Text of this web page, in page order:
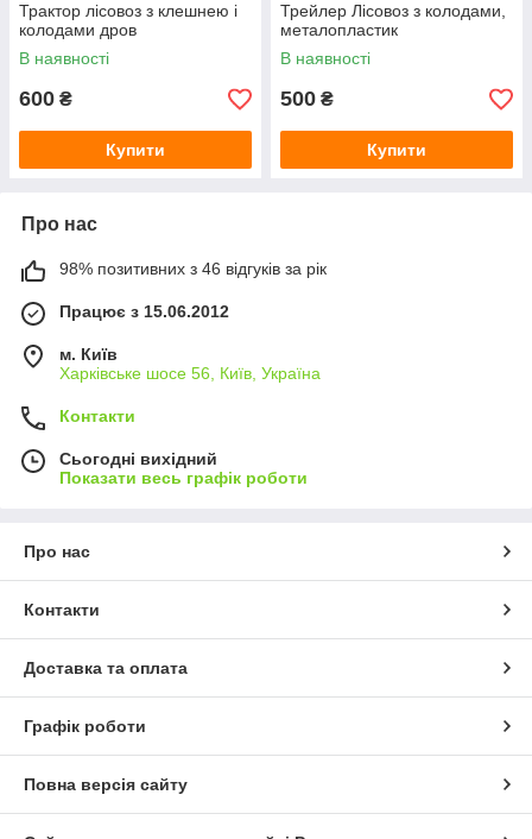
Трактор лісовоз з клешнею і
колодами дров
В наявності
600 ₴
Купити
Трейлер Лісовоз з колодами,
металопластик
В наявності
500 ₴
Купити
Про нас
98% позитивних з 46 відгуків за рік
Працює з 15.06.2012
м. Київ
Харківське шосе 56, Київ, Україна
Контакти
Сьогодні вихідний
Показати весь графік роботи
Про нас
Контакти
Доставка та оплата
Графік роботи
Повна версія сайту